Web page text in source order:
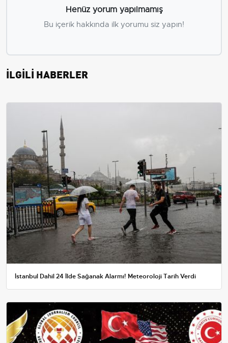
Henüz yorum yapılmamış
Bu içerik hakkında ilk yorumu siz yapın!
İLGİLİ HABERLER
İstanbul Dahil 24 İlde Sağanak Alarmı! Meteoroloji Tarih Verdi